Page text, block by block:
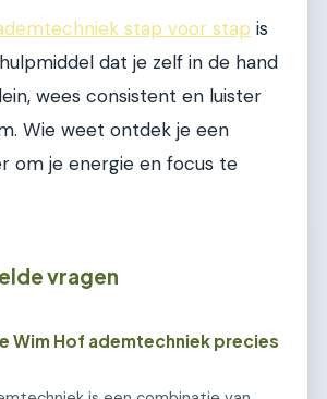
stap voor stap is
dat je zelf in de hand
wees consistent en luister
Wie weet ontdek je een
om je energie en focus te
vragen
Wim Hof ademtechniek precies